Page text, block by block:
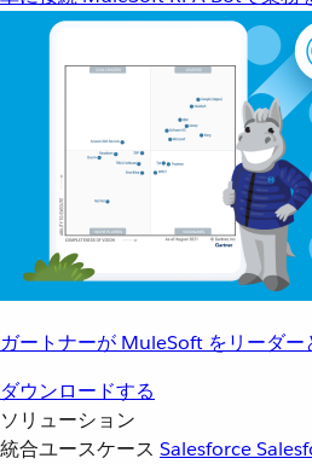
ガートナーが MuleSoft をリーダー
ダウンロードする
ソリューション
統合ユースケース Salesforce